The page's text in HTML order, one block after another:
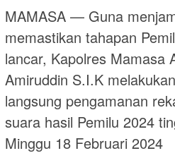
MAMASA — Guna
memastikan tahapan
lancar, Kapolres Mamasa
Amiruddin S.I.K
langsung pengamanan
suara hasil Pemilu 2024
Minggu 18 Februari 2024